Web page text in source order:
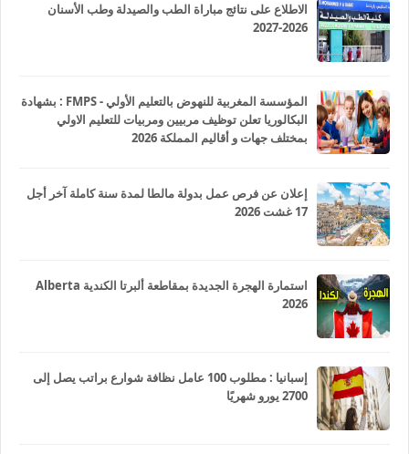
الاطلاع على نتائج مباراة الطب والصيدلة وطب الأسنان
2026-2027
المؤسسة المغربية للنهوض بالتعليم الأولي - FMPS : بشهادة
البكالوريا تعلن توظيف مربيين ومربيات للتعليم الاولي
بمختلف جهات و أقاليم المملكة 2026
إعلان عن فرص عمل بدولة مالطا لمدة سنة كاملة آخر أجل
17 غشت 2026
استمارة الهجرة الجديدة بمقاطعة ألبرتا الكندية Alberta
2026
إسبانيا : مطلوب 100 عامل نظافة شوارع براتب يصل إلى
2700 يورو شهريًا